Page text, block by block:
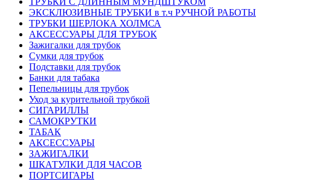
ЭКСКЛЮЗИВНЫЕ ТРУБКИ в т.ч РУЧНОЙ РАБОТЫ
ТРУБКИ ШЕРЛОКА ХОЛМСА
АКСЕССУАРЫ ДЛЯ ТРУБОК
Зажигалки для трубок
Сумки для трубок
Подставки для трубок
Банки для табака
Пепельницы для трубок
Уход за курительной трубкой
СИГАРИЛЛЫ
САМОКРУТКИ
ТАБАК
АКСЕССУАРЫ
ЗАЖИГАЛКИ
ШКАТУЛКИ ДЛЯ ЧАСОВ
ПОРТСИГАРЫ